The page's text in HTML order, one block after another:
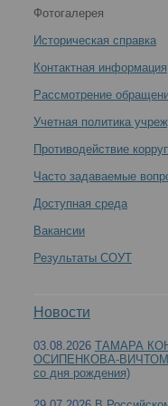
практической
судебно-медицинской
летию Бюро судебно-
Об участии
вопросы
Фотогалерея
Историческая справка
Контактная информация
Рассмотрение
Учетная политика
Противодействие
Часто задаваемые
Доступная среда
Вакансии
Результаты СОУТ
Новости
03.08.2026 ТАМАРА
ОСИПЕНКОВА-
со дня рождения)